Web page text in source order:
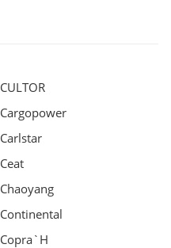
CULTOR
Cargopower
Carlstar
Ceat
Chaoyang
Continental
Copra`H